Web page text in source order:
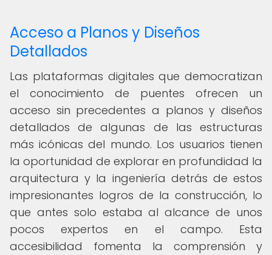
Acceso a Planos y Diseños
Detallados
Las plataformas digitales que democratizan
el conocimiento de puentes ofrecen un
acceso sin precedentes a planos y diseños
detallados de algunas de las estructuras
más icónicas del mundo. Los usuarios tienen
la oportunidad de explorar en profundidad la
arquitectura y la ingeniería detrás de estos
impresionantes logros de la construcción, lo
que antes solo estaba al alcance de unos
pocos expertos en el campo. Esta
accesibilidad fomenta la comprensión y